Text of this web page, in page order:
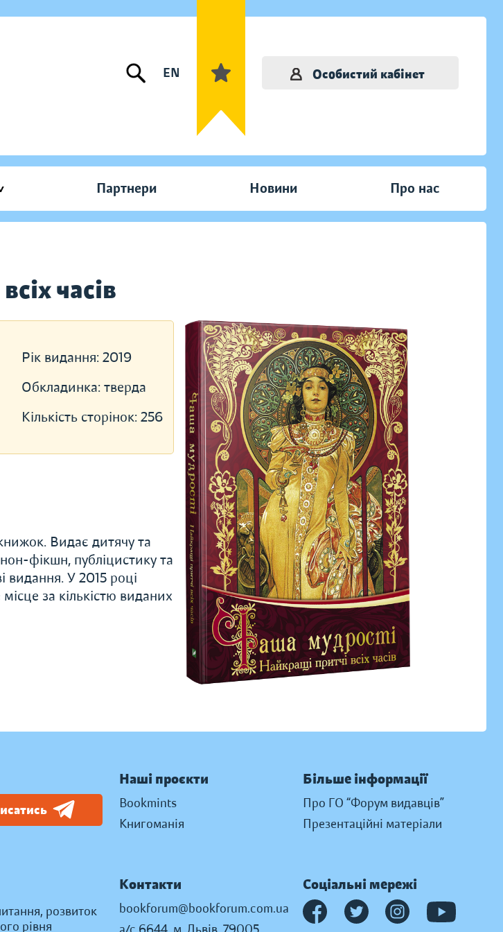
EN Особистий кабінет
Партнери Новини Про нас
часів
Рік видання: 2019
Обкладинка: тверда
Кількість сторінок: 256
Видає дитячу та
нон-фікшн, публіцистику та
видання. У 2015 році
за кількістю виданих
розвиток
рівня
Наші проєкти
Bookmints
Книгоманія
Більше інформації
Про ГО “Форум видавців”
Презентаційні матеріали
Контакти
bookforum@bookforum.com.ua
Соціальні мережі